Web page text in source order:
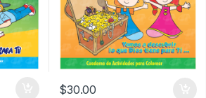
$30.00